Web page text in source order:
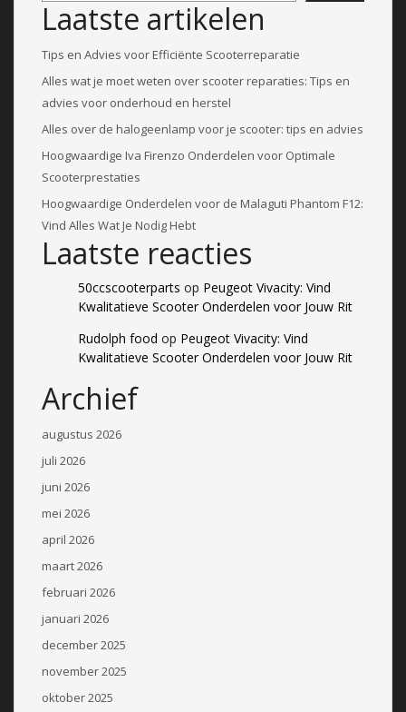
Laatste artikelen
Tips en Advies voor Efficiënte Scooterreparatie
Alles wat je moet weten over scooter reparaties: Tips en
advies voor onderhoud en herstel
Alles over de halogeenlamp voor je scooter: tips en advies
Hoogwaardige Iva Firenzo Onderdelen voor Optimale
Scooterprestaties
Hoogwaardige Onderdelen voor de Malaguti Phantom F12:
Vind Alles Wat Je Nodig Hebt
Laatste reacties
50ccscooterparts op Peugeot Vivacity: Vind
Kwalitatieve Scooter Onderdelen voor Jouw Rit
Rudolph food op Peugeot Vivacity: Vind
Kwalitatieve Scooter Onderdelen voor Jouw Rit
Archief
augustus 2026
juli 2026
juni 2026
mei 2026
april 2026
maart 2026
februari 2026
januari 2026
december 2025
november 2025
oktober 2025